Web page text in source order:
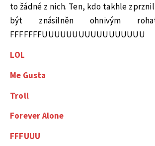
to žádné z nich. Ten, kdo takhle
být znásilněn ohnivým
FFFFFFFUUUUUUUUUUUUUUUUU
LOL
Me Gusta
Troll
ForeverAlone
FFFUUU